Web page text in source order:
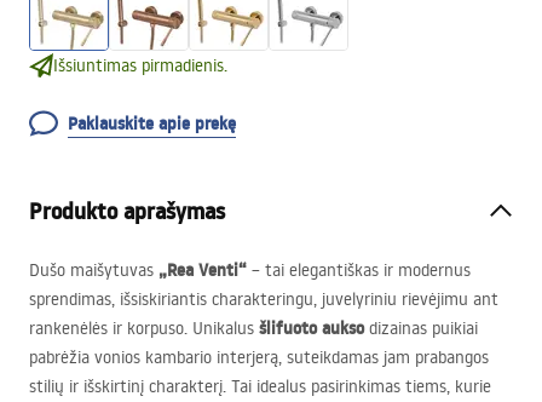
Išsiuntimas pirmadienis.
Paklauskite apie prekę
Produkto aprašymas
Dušo maišytuvas „Rea Venti“ – tai elegantiškas ir modernus
sprendimas, išsiskiriantis charakteringu, juvelyriniu rievėjimu ant
rankenėlės ir korpuso. Unikalus šlifuoto auksodizainas puikiai
pabrėžia vonios kambario interjerą, suteikdamas jam prabangos
stilių ir išskirtinį charakterį. Tai idealus pasirinkimas tiems, kurie